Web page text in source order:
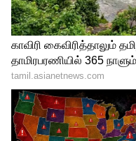
பரிகாரம் :
தாலி கயிறு
நேரத்தில்